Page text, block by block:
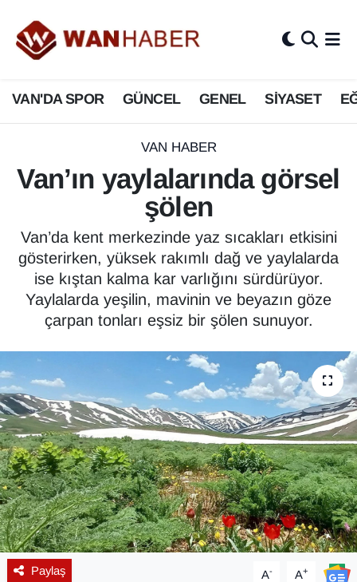
VAN'DA SPOR GÜNCEL GENEL SİYASET
VAN HABER
Van’ın yaylalarında görsel
şölen
Van’da kent merkezinde yaz sıcakları etkisini
gösterirken, yüksek rakımlı dağ ve yaylalarda
ise kıştan kalma kar varlığını sürdürüyor.
Yaylalarda yeşilin, mavinin ve beyazın göze
çarpan tonları eşsiz bir şölen sunuyor.
Paylaş A- A+
3.SAYFA
ASAYİŞ
BİLİM VE TEKNOLOJİ
Biyografi
ÇEVRE
Deprem
Diğer
DÜNYA
EĞİTİM
EKONOMİ
Eleman
Van Nöbetçi Eczaneler
Van Hava Durumu
Van Namaz Vakitleri
Van Trafik Yoğunluk Haritası
Süper Lig Puan Durumu ve Fikstür
Tüm Manşetler
Son Dakika Haberleri